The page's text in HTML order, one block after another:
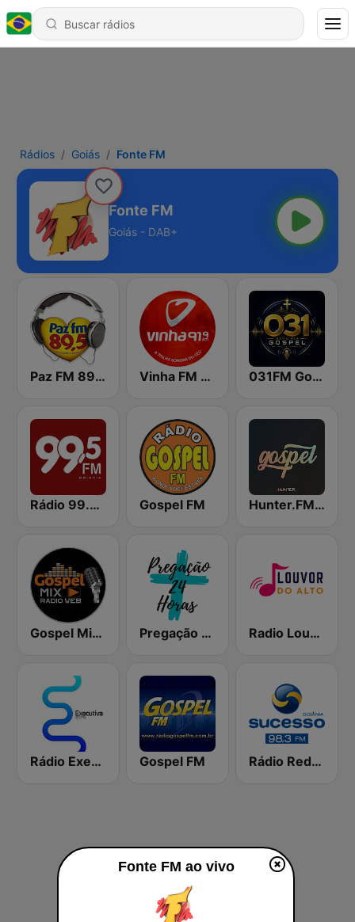
Rádios Goiás Fonte FM
Fonte FM
Goiás - DAB+
Paz FM 89.5 Vinha FM 91.9 031FM Gospel
Rádio 99.5 FM Gospel FM Hunter.FM - Gospel
Gospel Mix SP Pregação 24 Horas Radio Louvor do Alto
Rádio Executiva FM 92.7 Gospel FM Rádio Rede Sucesso 98.3 FM
Fonte FM ao vivo